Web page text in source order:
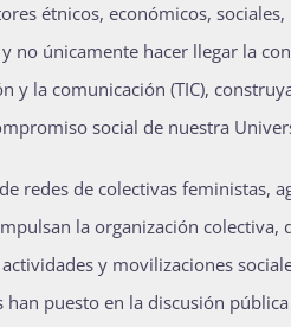
étnicos, económicos,
no únicamente hacer llegar la
y la comunicación (TIC),
social de nuestra
redes de colectivas feministas,
la organización
y movilizaciones
puesto en la discusión